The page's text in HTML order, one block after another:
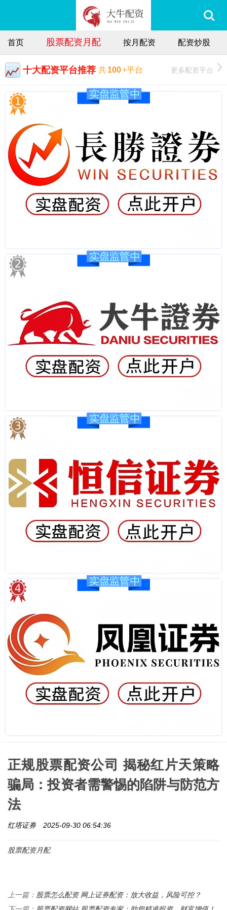
首页 股票配资月配 按月配资 配资炒股
十大配资平台推荐 共100+平台 更多配资平台
正规股票配资公司 揭秘红片天策略
骗局：投资者需警惕的陷阱与防范方
法
红塔证券 2025-09-30 06:54:36
股票配资月配
上一篇： 股票怎么配资 网上证券配资：放大收益，风险可控？